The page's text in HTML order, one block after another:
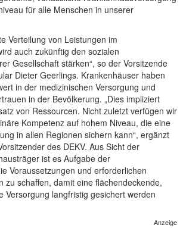
für alle Menschen in unserer
Verteilung von Leistungen im
auch zukünftig den sozialen
Gesellschaft stärken“, so der Vorsitzende
Dieter Geerlings. Krankenhäuser haben
in der medizinischen Versorgung und
in der Bevölkerung. „Dies impliziert
von Ressourcen. Nicht zuletzt verfügen wir
Kompetenz auf hohem Niveau, die eine
in allen Regionen sichern kann“, ergänzt
des DEKV. Aus Sicht der
ist es Aufgabe der
Voraussetzungen und erforderlichen
zu schaffen, damit eine flächendeckende,
Versorgung langfristig gesichert werden
Anzeige